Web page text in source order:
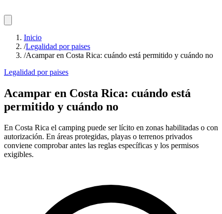
Inicio
/Legalidad por paises
/Acampar en Costa Rica: cuándo está permitido y cuándo no
Legalidad por paises
Acampar en Costa Rica: cuándo está
permitido y cuándo no
En Costa Rica el camping puede ser lícito en zonas habilitadas o con
autorización. En áreas protegidas, playas o terrenos privados
conviene comprobar antes las reglas específicas y los permisos
exigibles.